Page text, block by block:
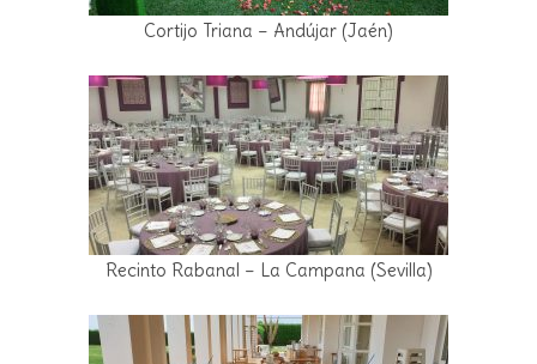
Cortijo Triana – Andújar (Jaén)
Recinto Rabanal – La Campana (Sevilla)